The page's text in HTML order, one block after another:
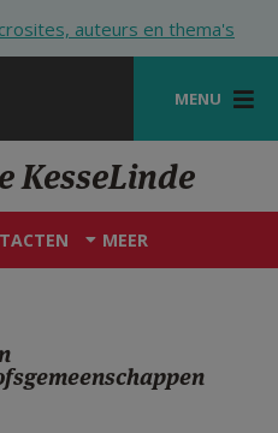
auteurs en thema's
MENU
KesseLinde
MEER